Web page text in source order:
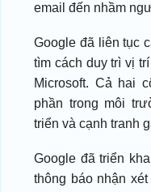
email đến nhầm
Google đã liên tục
tìm cách duy trì vị
Microsoft. Cả hai
phần trong môi
triển và cạnh tranh
Google đã triển
thông báo nhận